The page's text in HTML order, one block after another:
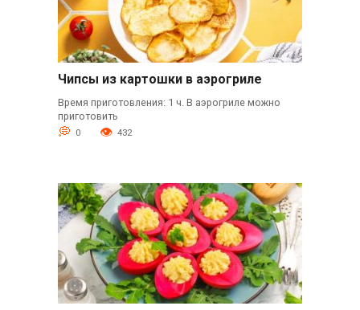
Чипсы из картошки в аэрогриле
Время приготовления: 1 ч. В аэрогриле можно
приготовить
0 432